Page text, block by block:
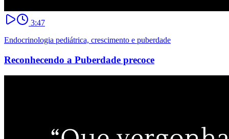
3:47
Endocrinologia pediátrica, crescimento e puberdade
Reconhecendo a Puberdade precoce